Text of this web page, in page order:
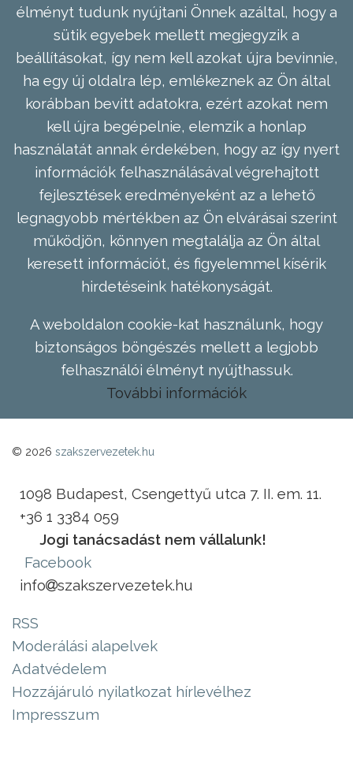
élményt tudunk nyújtani Önnek azáltal, hogy a
sütik egyebek mellett megjegyzik a
beállításokat, így nem kell azokat újra bevinnie,
ha egy új oldalra lép, emlékeznek az Ön által
korábban bevitt adatokra, ezért azokat nem
kell újra begépelnie, elemzik a honlap
használatát annak érdekében, hogy az így nyert
információk felhasználásával végrehajtott
fejlesztések eredményeként az a lehető
legnagyobb mértékben az Ön elvárásai szerint
működjön, könnyen megtalálja az Ön által
keresett információt, és figyelemmel kísérik
hirdetéseink hatékonyságát.
A weboldalon cookie-kat használunk, hogy
biztonságos böngészés mellett a legjobb
felhasználói élményt nyújthassuk.
További információk
© 2026 szakszervezetek.hu
1098 Budapest, Csengettyű utca 7. II. em. 11.
+36 1 3384 059
Jogi tanácsadást nem vállalunk!
Facebook
info
szakszervezetek.hu
RSS
Moderálási alapelvek
Adatvédelem
Hozzájáruló nyilatkozat hírlevélhez
Impresszum